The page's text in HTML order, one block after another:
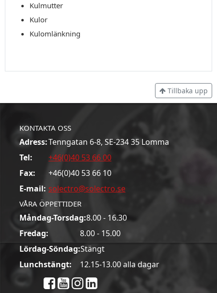
Kulmutter
Kulor
Kulomlänkning
Tillbaka upp
KONTAKTA OSS
Adress:Tenngatan 6-8, SE-234 35 Lomma
Tel:
+46(0)40 53 66 00
Fax:
+46(0)40 53 66 10
E-mail: solectro@solectro.se
VÅRA ÖPPETTIDER
Måndag-Torsdag:8.00 - 16.30
Fredag:
8.00 - 15.00
Lördag-Söndag:Stängt
Lunchstängt:
12.15-13.00 alla dagar